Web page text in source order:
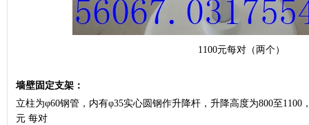
1100元每对（两个）
墙壁固定支架：
立柱为φ60钢管，内有φ35实心圆钢作升降杆，升降高度为800至1100
元 每对